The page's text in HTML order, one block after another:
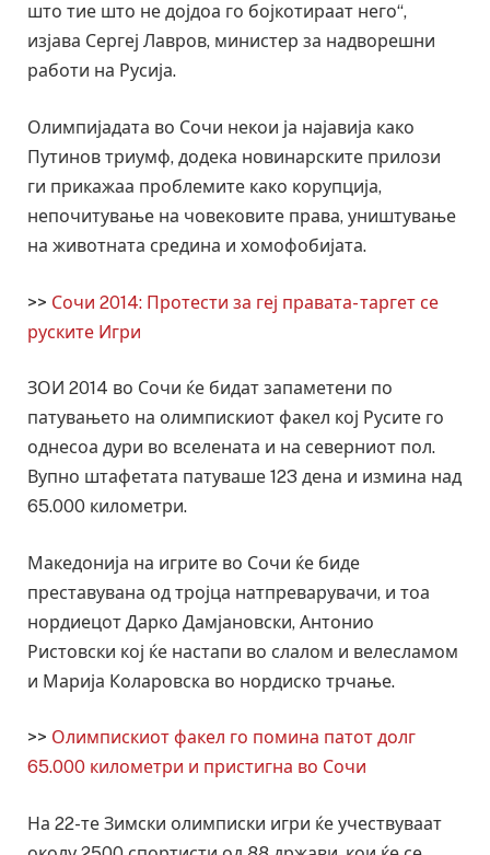
што тие што не дојдоа го бојкотираат него“,
изјава Сергеј Лавров, министер за надворешни
работи на Русија.
Олимпијадата во Сочи некои ја најавија како
Путинов триумф, додека новинарските прилози
ги прикажаа проблемите како корупција,
непочитување на човековите права, уништување
на животната средина и хомофобијата.
>> Сочи 2014: Протести за геј правата- таргет се
руските Игри
ЗОИ 2014 во Сочи ќе бидат запаметени по
патувањето на олимпискиот факел кој Русите го
однесоа дури во вселената и на северниот пол.
Вупно штафетата патуваше 123 дена и измина над
65.000 километри.
Македонија на игрите во Сочи ќе биде
преставувана од тројца натпреварувачи, и тоа
нордиецот Дарко Дамјановски, Антонио
Ристовски кој ќе настапи во слалом и велесламом
и Марија Коларовска во нордиско трчање.
>> Олимпискиот факел го помина патот долг
65.000 километри и пристигна во Сочи
На 22-те Зимски олимписки игри ќе учествуваат